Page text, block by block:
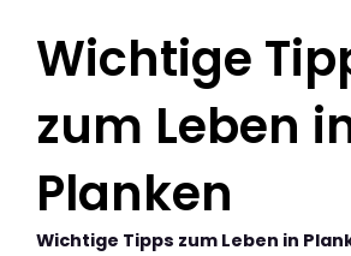
Wichtige
zum Leben
Planken
Wichtige Tipps zum Leben in